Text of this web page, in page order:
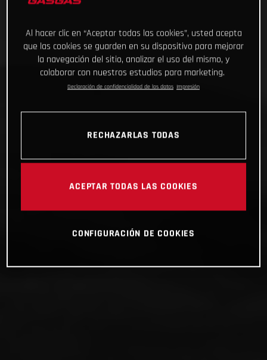
Al hacer clic en “Aceptar todas las cookies”, usted acepta
que las cookies se guarden en su dispositivo para mejorar
la navegación del sitio, analizar el uso del mismo, y
colaborar con nuestros estudios para marketing.
Declaración de confidencialidad de los datos Impresión
RECHAZARLAS TODAS
ACEPTAR TODAS LAS COOKIES
CONFIGURACIÓN DE COOKIES